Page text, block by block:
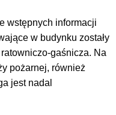
wstępnych informacji
w budynku zostały
gaśnicza. Na
pożarnej, również
jest nadal